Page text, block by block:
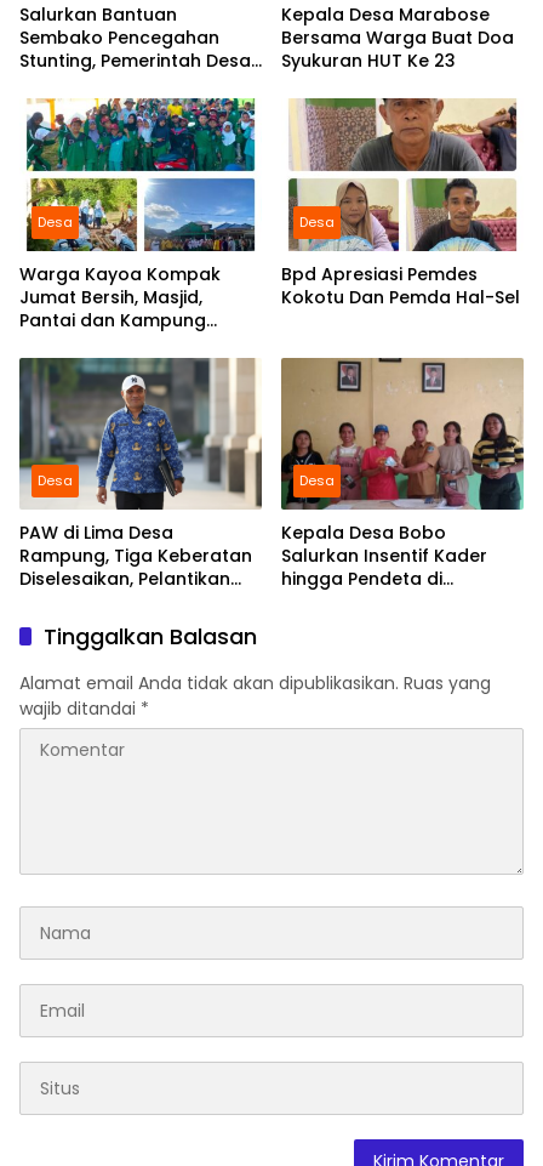
Salurkan Bantuan
Sembako Pencegahan
Stunting, Pemerintah Desa
Komitmen Tingkatkan Gizi
Anak
Kepala Desa Marabose
Bersama Warga Buat Doa
Syukuran HUT Ke 23
Desa
Warga Kayoa Kompak
Jumat Bersih, Masjid,
Pantai dan Kampung
Desa
Bpd Apresiasi Pemdes
Kokotu Dan Pemda Hal-Sel
Desa
PAW di Lima Desa
Rampung, Tiga Keberatan
Diselesaikan, Pelantikan
Desa
Kepala Desa Bobo
Salurkan Insentif Kader
hingga Pendeta di
Tinggalkan Balasan
Alamat email Anda tidak akan dipublikasikan. Ruas yang
wajib ditandai *